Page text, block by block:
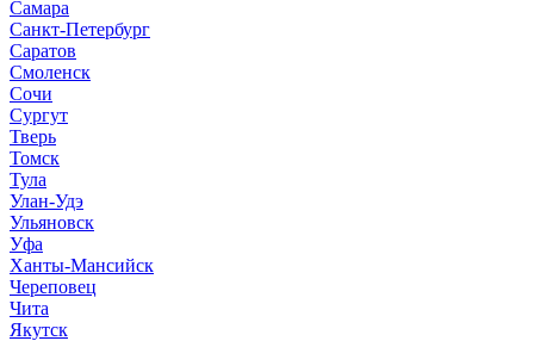
Самара
Санкт-Петербург
Саратов
Смоленск
Сочи
Сургут
Тверь
Томск
Тула
Улан-Удэ
Ульяновск
Уфа
Ханты-Мансийск
Череповец
Чита
Якутск